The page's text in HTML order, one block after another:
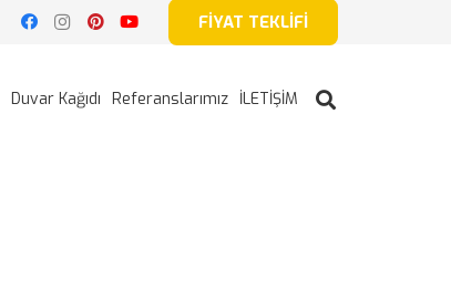
FİYAT TEKLİFİ
Duvar Kağıdı Referanslarımız İLETİŞİM